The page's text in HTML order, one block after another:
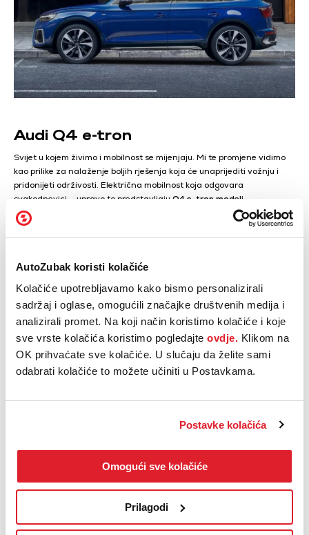
AutoZubak koristi kolačiće
Kolačiće upotrebljavamo kako bismo personalizirali
sadržaj i oglase, omogućili značajke društvenih medija i
analizirali promet. Na koji način koristimo kolačiće i koje
sve vrste kolačića koristimo pogledajte ovdje. Klikom na
OK prihvaćate sve kolačiće. U slučaju da želite sami
odabrati kolačiće to možete učiniti u Postavkama.
Postavke kolačića
Omogući sve kolačiće
Prilagodi
Audi Q4 e-tron
Svijet u kojem živimo i mobilnost se mijenjaju. Mi te promjene vidimo
kao prilike za nalaženje boljih rješenja koja će unaprijediti vožnju i
pridonijeti održivosti. Električna mobilnost koja odgovara
svakodnevici – upravo to predstavljaju Q4 e-tron modeli
Konfigurirajte svoj idealan Audi model